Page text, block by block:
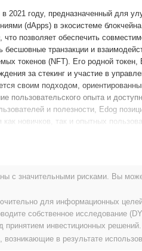
2021 году, предназначенный для
(dApps) в экосистеме
позволяет обеспечить
транзакции и
токенов (NFT). Его родной токен,
за стекинг и участие в
своим подходом,
опыта и
и полезности, Edog
новичков, так и опытных
свой белый документ,
в июне 2021 года, позволяя
После успешного
вступление на рынок.
сообщества и
произошло через модель
связанных с первичным
с значительными рисками. Вы
для информационных
собственное исследование
инвестиционных решений.
в результате